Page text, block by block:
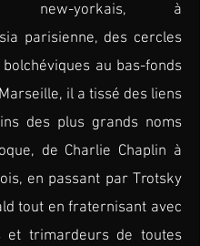
new-yorkais, à
parisienne, des cercles
au bas-fonds
il a tissé des liens
des plus grands noms
de Charlie Chaplin à
en passant par Trotsky
tout en fraternisant avec
et trimardeurs de toutes